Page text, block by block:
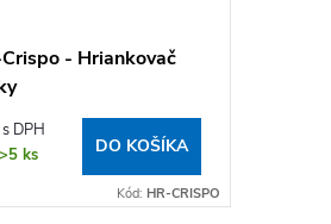
- Hriankovač
>5 ks DO KOŠÍKA
Kód: HR-CRISPO